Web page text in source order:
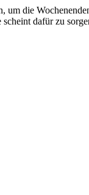
die
dafür zu